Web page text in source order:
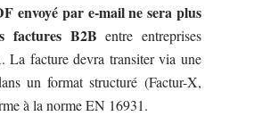
envoyé par e-mail ne sera plus
factures B2B entre entreprises
La facture devra transiter via une
un format structuré (Factur-X,
à la norme EN 16931.